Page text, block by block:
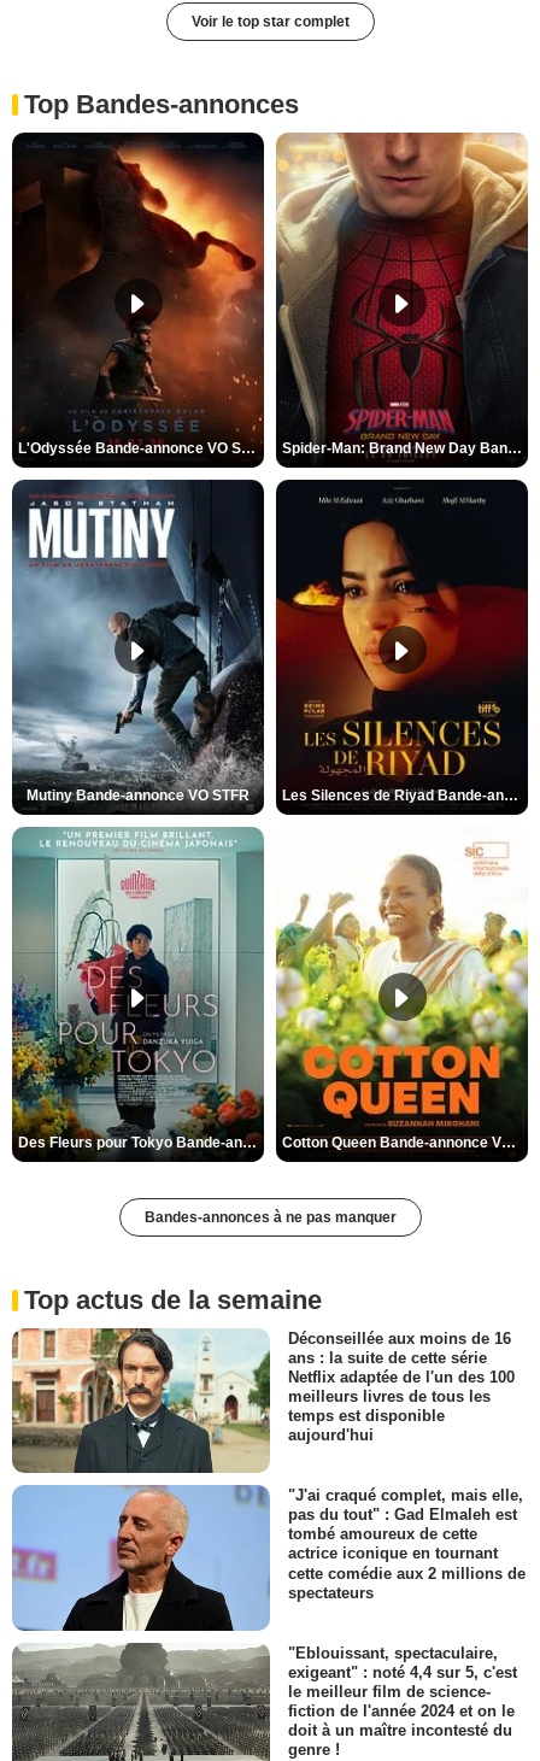
Voir le top star complet
Top Bandes-annonces
L'Odyssée Bande-annonce VO STFR Spider-Man: Brand New Day Bande-annonce VO STFR
Mutiny Bande-annonce VO STFR Les Silences de Riyad Bande-annonce VO STFR
Des Fleurs pour Tokyo Bande-annonce VO STFR Cotton Queen Bande-annonce VO STFR
Bandes-annonces à ne pas manquer
Top actus de la semaine
Déconseillée aux moins de 16
ans : la suite de cette série
Netflix adaptée de l'un des 100
meilleurs livres de tous les
temps est disponible
aujourd'hui
"J'ai craqué complet, mais elle,
pas du tout" : Gad Elmaleh est
tombé amoureux de cette
actrice iconique en tournant
cette comédie aux 2 millions de
spectateurs
"Eblouissant, spectaculaire,
exigeant" : noté 4,4 sur 5, c'est
le meilleur film de science-
fiction de l'année 2024 et on le
doit à un maître incontesté du
genre !